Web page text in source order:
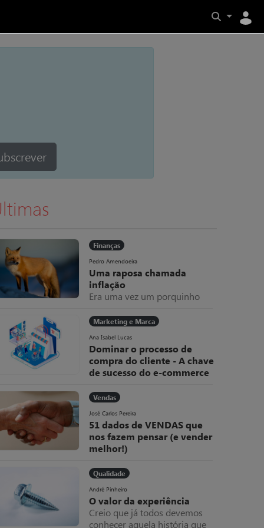
Finanças
Pedro Amendoeira
Uma raposa chamada
inflação
Era uma vez um porquinho
Todos os meses amealhava as
seu colchão, que cada vez
ficava mais grosso. Uma
raposa chamada inflação
Marketing e Marca
Ana Isabel Lucas
Dominar o processo de
compra do cliente - A chave
de sucesso do e-commerce
jogador “se não domino a bola,
Esta metáfora deveria ser uma
linha de orientação em tudo o
que se faz.arcas.
Vendas
José Carlos Pereira
51 dados de VENDAS que
nos fazem pensar (e vender
melhor!)
podem-nos fazer pensar. E, por
números, indicadores e
estatísticas para que reflitam as
nossas crenças e não a
Qualidade
André Pinheiro
O valor da experiência
Creio que já todos devemos
conhecer aquela história que